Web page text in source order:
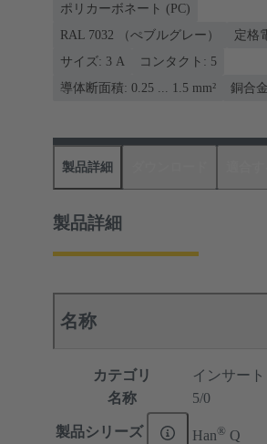
ポリカーボネート (PC)
RAL 7032 （ぺブルグレー）
定格
サイズ: 3 A
コンタクト: 5
導体断面積: 0.25 ... 1.5 mm²
銅合金
製品詳細
製品詳細
名称
カテゴリ
インサート
名称
5/0
製品シリーズ Han® Q